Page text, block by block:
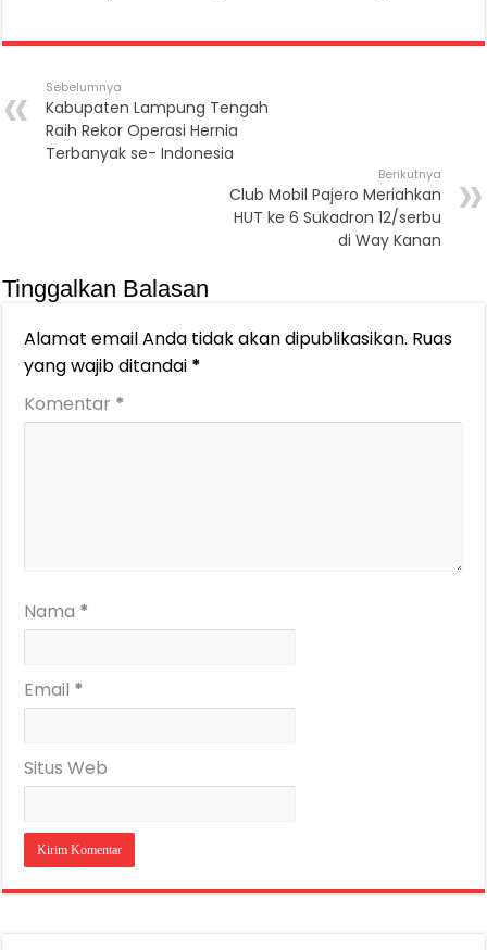
Sebelumnya
Kabupaten Lampung Tengah
Raih Rekor Operasi Hernia
Terbanyak se- Indonesia
Berikutnya
Club Mobil Pajero Meriahkan
HUT ke 6 Sukadron 12/serbu
di Way Kanan
Tinggalkan Balasan
Alamat email Anda tidak akan dipublikasikan. Ruas
yang wajib ditandai *
Komentar *
Nama *
Email *
Situs Web